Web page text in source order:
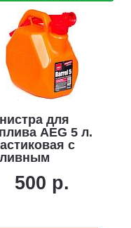
для
AEG 5 л.
с
500 р.